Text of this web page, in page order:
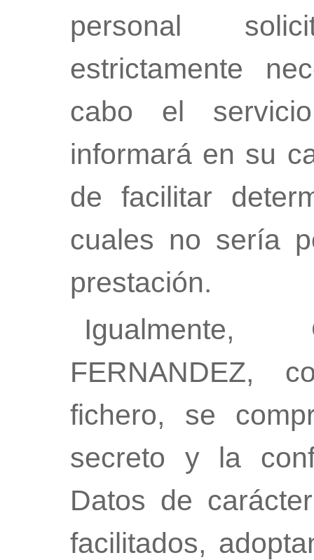
personal
estrictamente
cabo el
informará en su
de facilitar
cuales no sería
prestación.
Igualmente,
FERNANDEZ,
fichero, se
secreto y la
Datos de
facilitados,